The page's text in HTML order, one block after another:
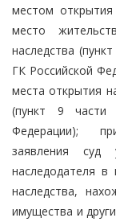
местом открытия
место
наследства
ГК Российской
места открытия
(пункт 9 части
Федерации);
заявления суд
наследодателя
наследства,
имущества и